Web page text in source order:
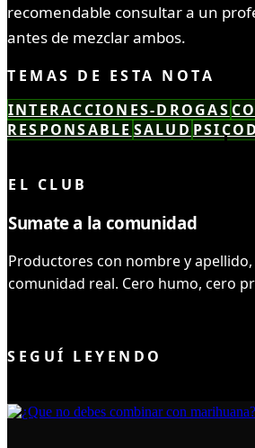
recomendable consultar a un
antes de mezclar ambos.
TEMAS DE ESTA NOTA
INTERACCIONES-DROGAS
RESPONSABLE SALUD
EL CLUB
Sumate a la comunidad
Productores con nombre y
comunidad real. Cero humo, cero
SEGUÍ LEYENDO